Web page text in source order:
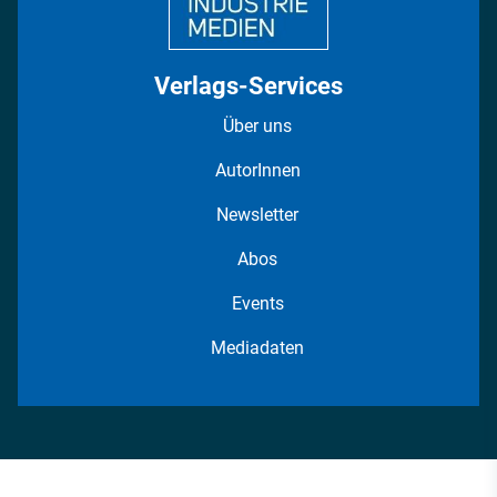
Verlags-Services
Über uns
AutorInnen
Newsletter
Abos
Events
Mediadaten